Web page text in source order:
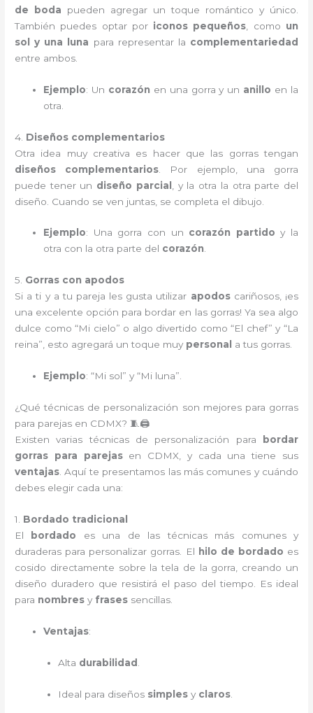
de boda pueden agregar un toque romántico y único.
También puedes optar por iconos pequeños , como un
sol y una luna para representar la complementariedad
entre ambos.
Ejemplo: Un corazón en una gorra y un anillo en la
otra.
4. Diseños complementarios
Otra idea muy creativa es hacer que las gorras tengan
diseños complementarios . Por ejemplo, una gorra
puede tener un diseño parcial , y la otra la otra parte del
diseño. Cuando se ven juntas, se completa el dibujo.
Ejemplo: Una gorra con un corazón partido y la
otra con la otra parte del corazón.
5. Gorras con apodos
Si a ti y a tu pareja les gusta utilizar apodoscariñosos, ¡es
una excelente opción para bordar en las gorras! Ya sea algo
dulce como “Mi cielo” o algo divertido como “El chef” y “La
reina”, esto agregará un toque muy personal a tus gorras.
Ejemplo: “Mi sol” y “Mi luna”.
¿Qué técnicas de personalización son mejores para gorras
para parejas en CDMX? 🧵🖨️
Existen varias técnicas de personalización para
bordar
gorras para parejasen CDMX, y cada una tiene sus
ventajas . Aquí te presentamos las más comunes y cuándo
debes elegir cada una:
1. Bordado tradicional
El
bordado es una de las técnicas más comunes y
duraderas para personalizar gorras. El hilo de bordado es
cosido directamente sobre la tela de la gorra, creando un
diseño duradero que resistirá el paso del tiempo. Es ideal
para nombres y frases sencillas.
Ventajas:
Alta durabilidad
Ideal para diseños simplesy claros.